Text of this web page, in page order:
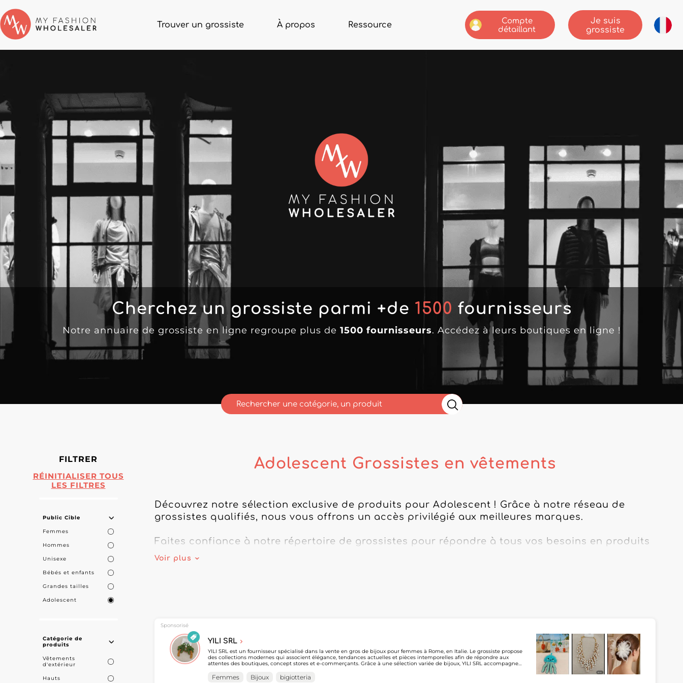
Trouver un grossiste À propos Ressource
Compte
détaillant
Je suis
grossiste
Cherchez un grossiste parmi +de 1500 fournisseurs
Notre annuaire de grossiste en ligne regroupe plus de 1500 fournisseurs. Accédez à leurs boutiques en ligne !
FILTRER
RÉINITIALISER TOUS
LES FILTRES
Public Cible
Femmes
Hommes
Unisexe
Bébés et enfants
Grandes tailles
Adolescent
Catégorie de
produits
Vêtements
d'extérieur
Hauts
Adolescent Grossistes en vêtements
Découvrez notre sélection exclusive de produits pour Adolescent ! Grâce à notre réseau de
grossistes qualifiés, nous vous offrons un accès privilégié aux meilleures marques.
Faites confiance à notre répertoire de grossistes pour répondre à tous vos besoins en produits
Adolescent. Des derniers accessoires à la mode aux vêtements incontournables, nous avons ce
N'attendez plus pour explorer notre offre en ligne et booster les ventes de votre boutique avec
nos meilleures références!
Découvrez les produits similaires de grossistes !
Voir plus
Sponsorisé
YILI SRL
YILI SRL est un fournisseur spécialisé dans la vente en gros de bijoux pour femmes à Rome, en Italie. Le grossiste propose
des collections modernes qui associent élégance, tendances actuelles et pièces intemporelles afin de répondre aux
attentes des boutiques, concept stores et e-commerçants. Grâce à une sélection variée de bijoux, YILI SRL accompagne
MicroStore, YILI SRL permet aux professionnels de découvrir facilement ses collections et de simplifier leur processus
Femmes Bijoux bigiotteria